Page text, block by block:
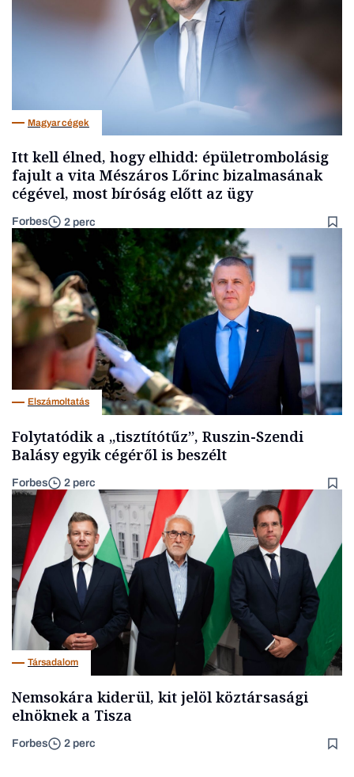
Magyar cégek
Itt kell élned, hogy elhidd: épületrombolásig
fajult a vita Mészáros Lőrinc bizalmasának
cégével, most bíróság előtt az ügy
Forbes 2 perc
Elszámoltatás
Folytatódik a „tisztítótűz”, Ruszin-Szendi
Balásy egyik cégéről is beszélt
Forbes 2 perc
Társadalom
Nemsokára kiderül, kit jelöl köztársasági
elnöknek a Tisza
Forbes 2 perc